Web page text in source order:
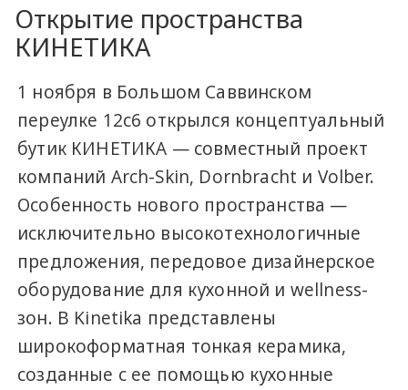
Открытие пространства
КИНЕТИКА
1 ноября в Большом Саввинском
переулке 12с6 открылся концептуальный
бутик КИНЕТИКА — совместный проект
компаний Arch-Skin, Dornbracht и Volber.
Особенность нового пространства —
исключительно высокотехнологичные
предложения, передовое дизайнерское
оборудование для кухонной и wellness-
зон. В Kinetika представлены
широкоформатная тонкая керамика,
созданные с ее помощью кухонные